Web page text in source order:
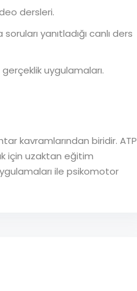
dersleri.
yanıtladığı canlı ders
uygulamaları.
kavramlarından biridir. ATP
için uzaktan eğitim
ile psikomotor